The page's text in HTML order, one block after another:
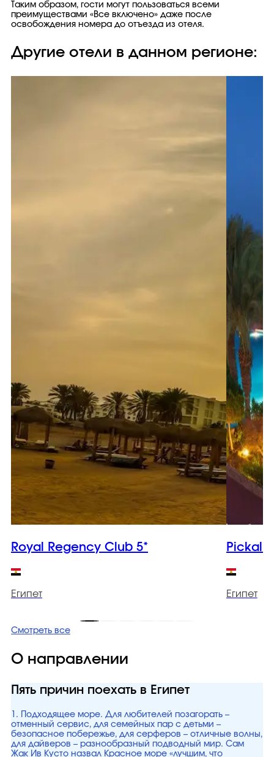
Таким образом, гости могут пользоваться всеми
преимуществами «Все включено» даже после
освобождения номера до отъезда из отеля.
Другие отели в данном регионе:
Royal Regency Club 5*
Египет Египет
Смотреть все
О направлении
Пять причин поехать в Египет
1. Подходящее море. Для любителей позагорать –
отменный сервис, для семейных пар с детьми –
безопасное побережье, для серферов – отличные волны,
для дайверов – разнообразный подводный мир. Сам
Жак Ив Кусто назвал Красное море «лучшим, что